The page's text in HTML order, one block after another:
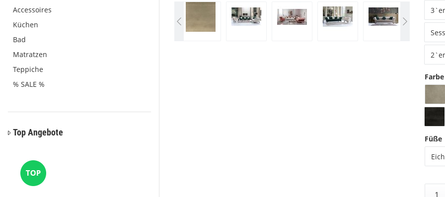
Farbe
Füße
Accessoires
Küchen
Bad
Matratzen
Teppiche
% SALE %
Top Angebote